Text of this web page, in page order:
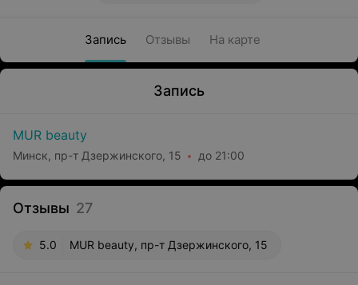
Запись Отзывы На карте
Запись
MUR beauty
Минск, пр-т Дзержинского, 15 до 21:00
Отзывы 27
5.0 MUR beauty, пр-т Дзержинского, 15